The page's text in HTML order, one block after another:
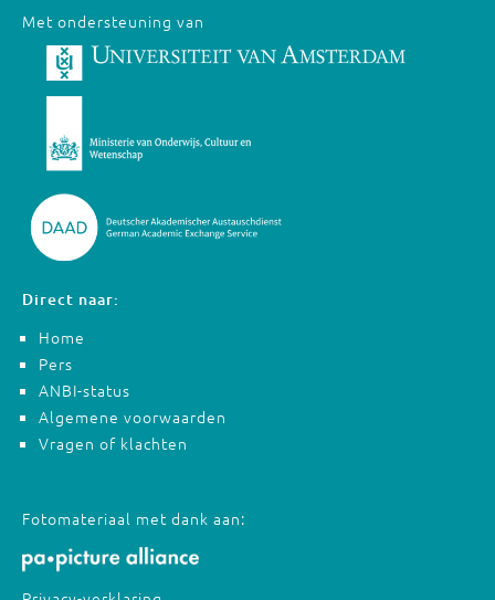
Met ondersteuning van
Direct naar:
Home
Pers
ANBI-status
Algemene voorwaarden
Vragen of klachten
Fotomateriaal met dank aan: